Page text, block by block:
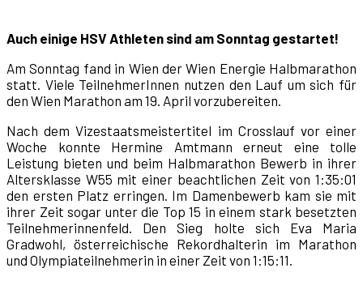
Auch einige HSV Athleten sind am Sonntag gestartet!
Am Sonntag fand in Wien der Wien Energie Halbmarathon
statt. Viele TeilnehmerInnen nutzen den Lauf um sich für
den Wien Marathon am 19. April vorzubereiten.
Nach dem Vizestaatsmeistertitel im Crosslauf vor einer
Woche konnte Hermine Amtmann erneut eine tolle
Leistung bieten und beim Halbmarathon Bewerb in ihrer
Altersklasse W55 mit einer beachtlichen Zeit von 1:35:01
den ersten Platz erringen. Im Damenbewerb kam sie mit
ihrer Zeit sogar unter die Top 15 in einem stark besetzten
Teilnehmerinnenfeld. Den Sieg holte sich Eva Maria
Gradwohl, österreichische Rekordhalterin im Marathon
und Olympiateilnehmerin in einer Zeit von 1:15:11.